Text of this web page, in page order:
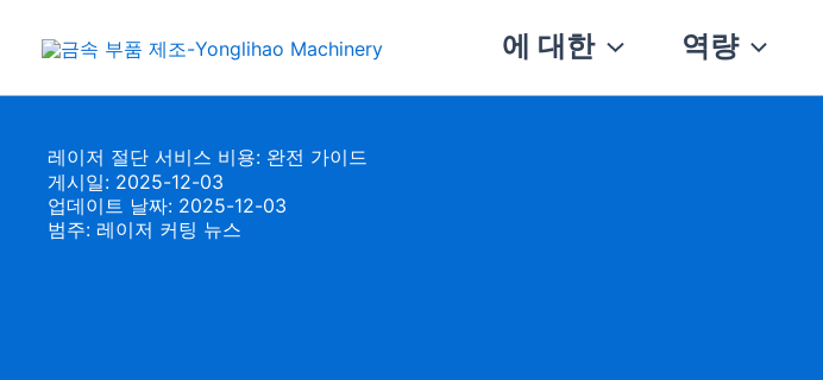
에 대한 역량
레이저 절단 서비스 비용: 완전 가이드
게시일: 2025-12-03
업데이트 날짜: 2025-12-03
범주: 레이저 커팅 뉴스